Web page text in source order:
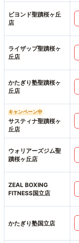
ビヨンド聖蹟桜ヶ丘
店
ライザップ聖蹟桜ヶ
丘店
かたぎり塾聖蹟桜ヶ
丘店
キャンペーン中
サスティナ聖蹟桜ヶ
丘店
ウォリアーズジム聖
蹟桜ヶ丘店
ZEAL BOXING
FITNESS国立店
かたぎり塾国立店